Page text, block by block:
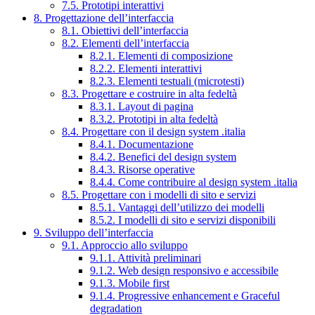
7.5. Prototipi interattivi
8. Progettazione dell’interfaccia
8.1. Obiettivi dell’interfaccia
8.2. Elementi dell’interfaccia
8.2.1. Elementi di composizione
8.2.2. Elementi interattivi
8.2.3. Elementi testuali (microtesti)
8.3. Progettare e costruire in alta fedeltà
8.3.1. Layout di pagina
8.3.2. Prototipi in alta fedeltà
8.4. Progettare con il design system .italia
8.4.1. Documentazione
8.4.2. Benefici del design system
8.4.3. Risorse operative
8.4.4. Come contribuire al design system .italia
8.5. Progettare con i modelli di sito e servizi
8.5.1. Vantaggi dell’utilizzo dei modelli
8.5.2. I modelli di sito e servizi disponibili
9. Sviluppo dell’interfaccia
9.1. Approccio allo sviluppo
9.1.1. Attività preliminari
9.1.2. Web design responsivo e accessibile
9.1.3. Mobile first
9.1.4. Progressive enhancement e Graceful
degradation